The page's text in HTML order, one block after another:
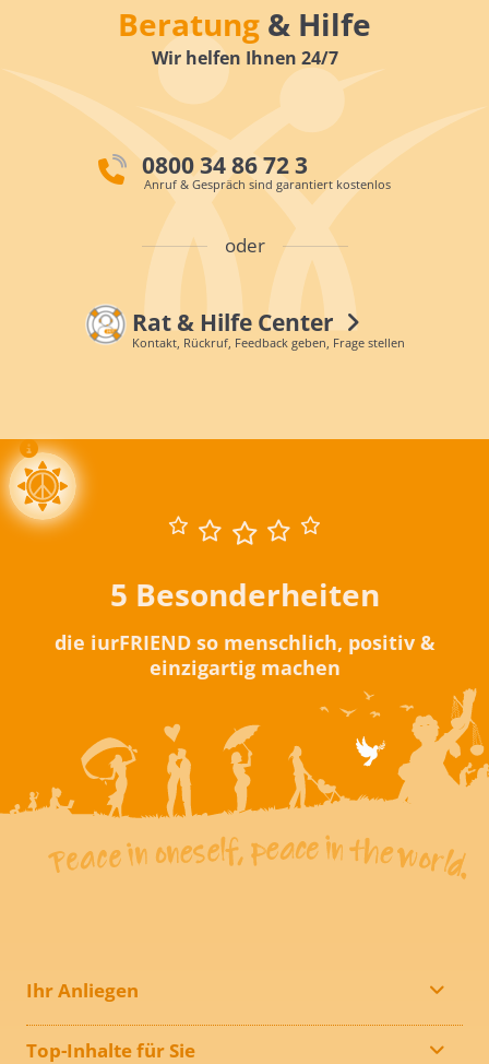
Beratung & Hilfe
Wir helfen Ihnen 24/7
0800 34 86 72 3
Anruf & Gespräch sind garantiert kostenlos
oder
Rat & Hilfe Center
Kontakt, Rückruf, Feedback geben, Frage stellen
5 Besonderheiten
die iurFRIEND so menschlich, positiv &
einzigartig machen
Ihr Anliegen
Top-Inhalte für Sie